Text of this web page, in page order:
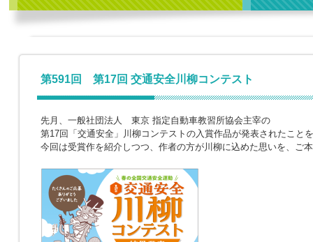
第591回 第17回 交通安全川柳コンテスト
先月、一般社団法人 東京 指定自動車教習所協会主宰の
第17回「交通安全」川柳コンテストの入賞作品が発表されたこと
今回は受賞作を紹介しつつ、作者の方が川柳に込めた思いを、ご